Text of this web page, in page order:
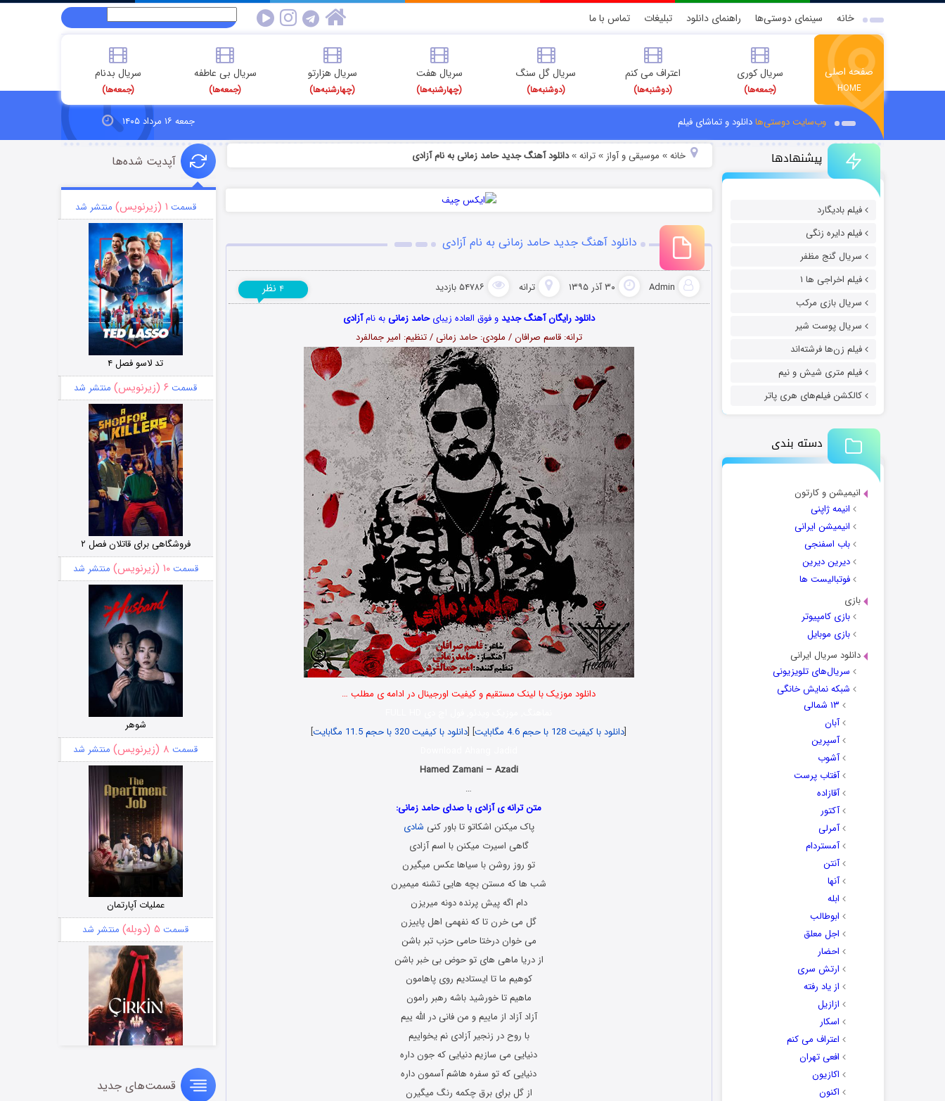
خانه سینمای دوستی‌ها راهنمای دانلود تبلیغات تماس با ما
صفحه اصلی
HOME
سریال کوری
(جمعه‌ها)
اعتراف می کنم
(دوشنبه‌ها)
سریال گل سنگ
(دوشنبه‌ها)
سریال هفت
(چهارشنبه‌ها)
سریال هزارتو
(چهارشنبه‌ها)
سریال بی عاطفه
(جمعه‌ها)
سریال بدنام
(جمعه‌ها)
وب‌سایت دوستی‌هادانلود و تماشای فیلم جمعه ۱۶ مرداد ۱۴۰۵
پیشنهادها
فیلم بادیگارد
فیلم دایره زنگی
سریال گنج مظفر
فیلم اخراجی ها ۱
سریال بازی مرکب
سریال پوست شیر
فیلم زن‌ها فرشته‌اند
فیلم متری شیش و نیم
کالکشن فیلم‌های هری پاتر
دسته بندی
انیمیشن و کارتون
انیمه ژاپنی
انیمیشن ایرانی
باب اسفنجی
دیرین دیرین
فوتبالیست ها
بازی
بازی کامپیوتر
بازی موبایل
دانلود سریال ایرانی
سریال‌های تلویزیونی
شبکه نمایش خانگی
۱۳ شمالی
آبان
آسپرین
آشوب
آفتاب پرست
آقازاده
آکتور
آمرلی
آمستردام
آنتن
آنها
ابله
ابوطالب
اجل معلق
احضار
ارتش سری
از یاد رفته
ازازیل
اسکار
اعتراف می کنم
افعی تهران
اکازیون
اکنون
خانه» موسیقی و آواز » ترانه»دانلود آهنگ جدید حامد زمانی به نام آزادی
دانلود آهنگ جدید حامد زمانی به نام آزادی
Admin ۳۰ آذر ۱۳۹۵ ترانه ۵۴۷۸۶ بازدید ۴ نظر
دانلود رایگان آهنگ جدیدو فوق العاده زیبایحامد زمانیبه نامآزادی
ترانه: قاسم صرافان / ملودی: حامد زمانی / تنظیم: امیر جمالفرد
دانلود موزیک با لینک مستقیم و کیفیت اورجینال در ادامه ی مطلب …
[دانلود با کیفیت 128 با حجم 4.6 مگابایت ] [دانلود با کیفیت 320 با حجم 11.5 مگابایت
]
Hamed Zamani – Azadi
…
متن ترانه ی آزادی با صدای حامد زمانی:
پاک میکنن اشکاتو تا باور کنی شادی
گاهی اسیرت میکنن با اسم آزادی
تو روز روشن با سیاها عکس میگیرن
شب ها که مستن بچه هایی تشنه میمیرن
دام اگه پیش پرنده دونه میریزن
گل می خرن تا که نفهمی اهل پاییزن
می خوان درختا حامی حزب تبر باشن
از دریا ماهی های تو حوض بی خبر باشن
کوهیم ما تا ایستادیم روی پاهامون
ماهیم تا خورشید باشه رهبر رامون
آزاد آزاد از ماییم و من فانی در الله ییم
با روح در زنجیر آزادی نم یخواییم
دنیایی می سازیم دنیایی که جون داره
دنیایی که تو سفره هاشم آسمون داره
از گل برای برق چکمه رنگ میگیرن
آپدیت شده‌ها
قسمت ۱ (زیرنویس) منتشر شد
تد لاسو فصل ۴
قسمت ۶ (زیرنویس) منتشر شد
فروشگاهی برای قاتلان فصل ۲
قسمت۱۰ (زیرنویس) منتشر شد
شوهر
قسمت ۸ (زیرنویس) منتشر شد
عملیات آپارتمان
قسمت ۵ (دوبله) منتشر شد
سریال زشت
قسمت‌های جدید